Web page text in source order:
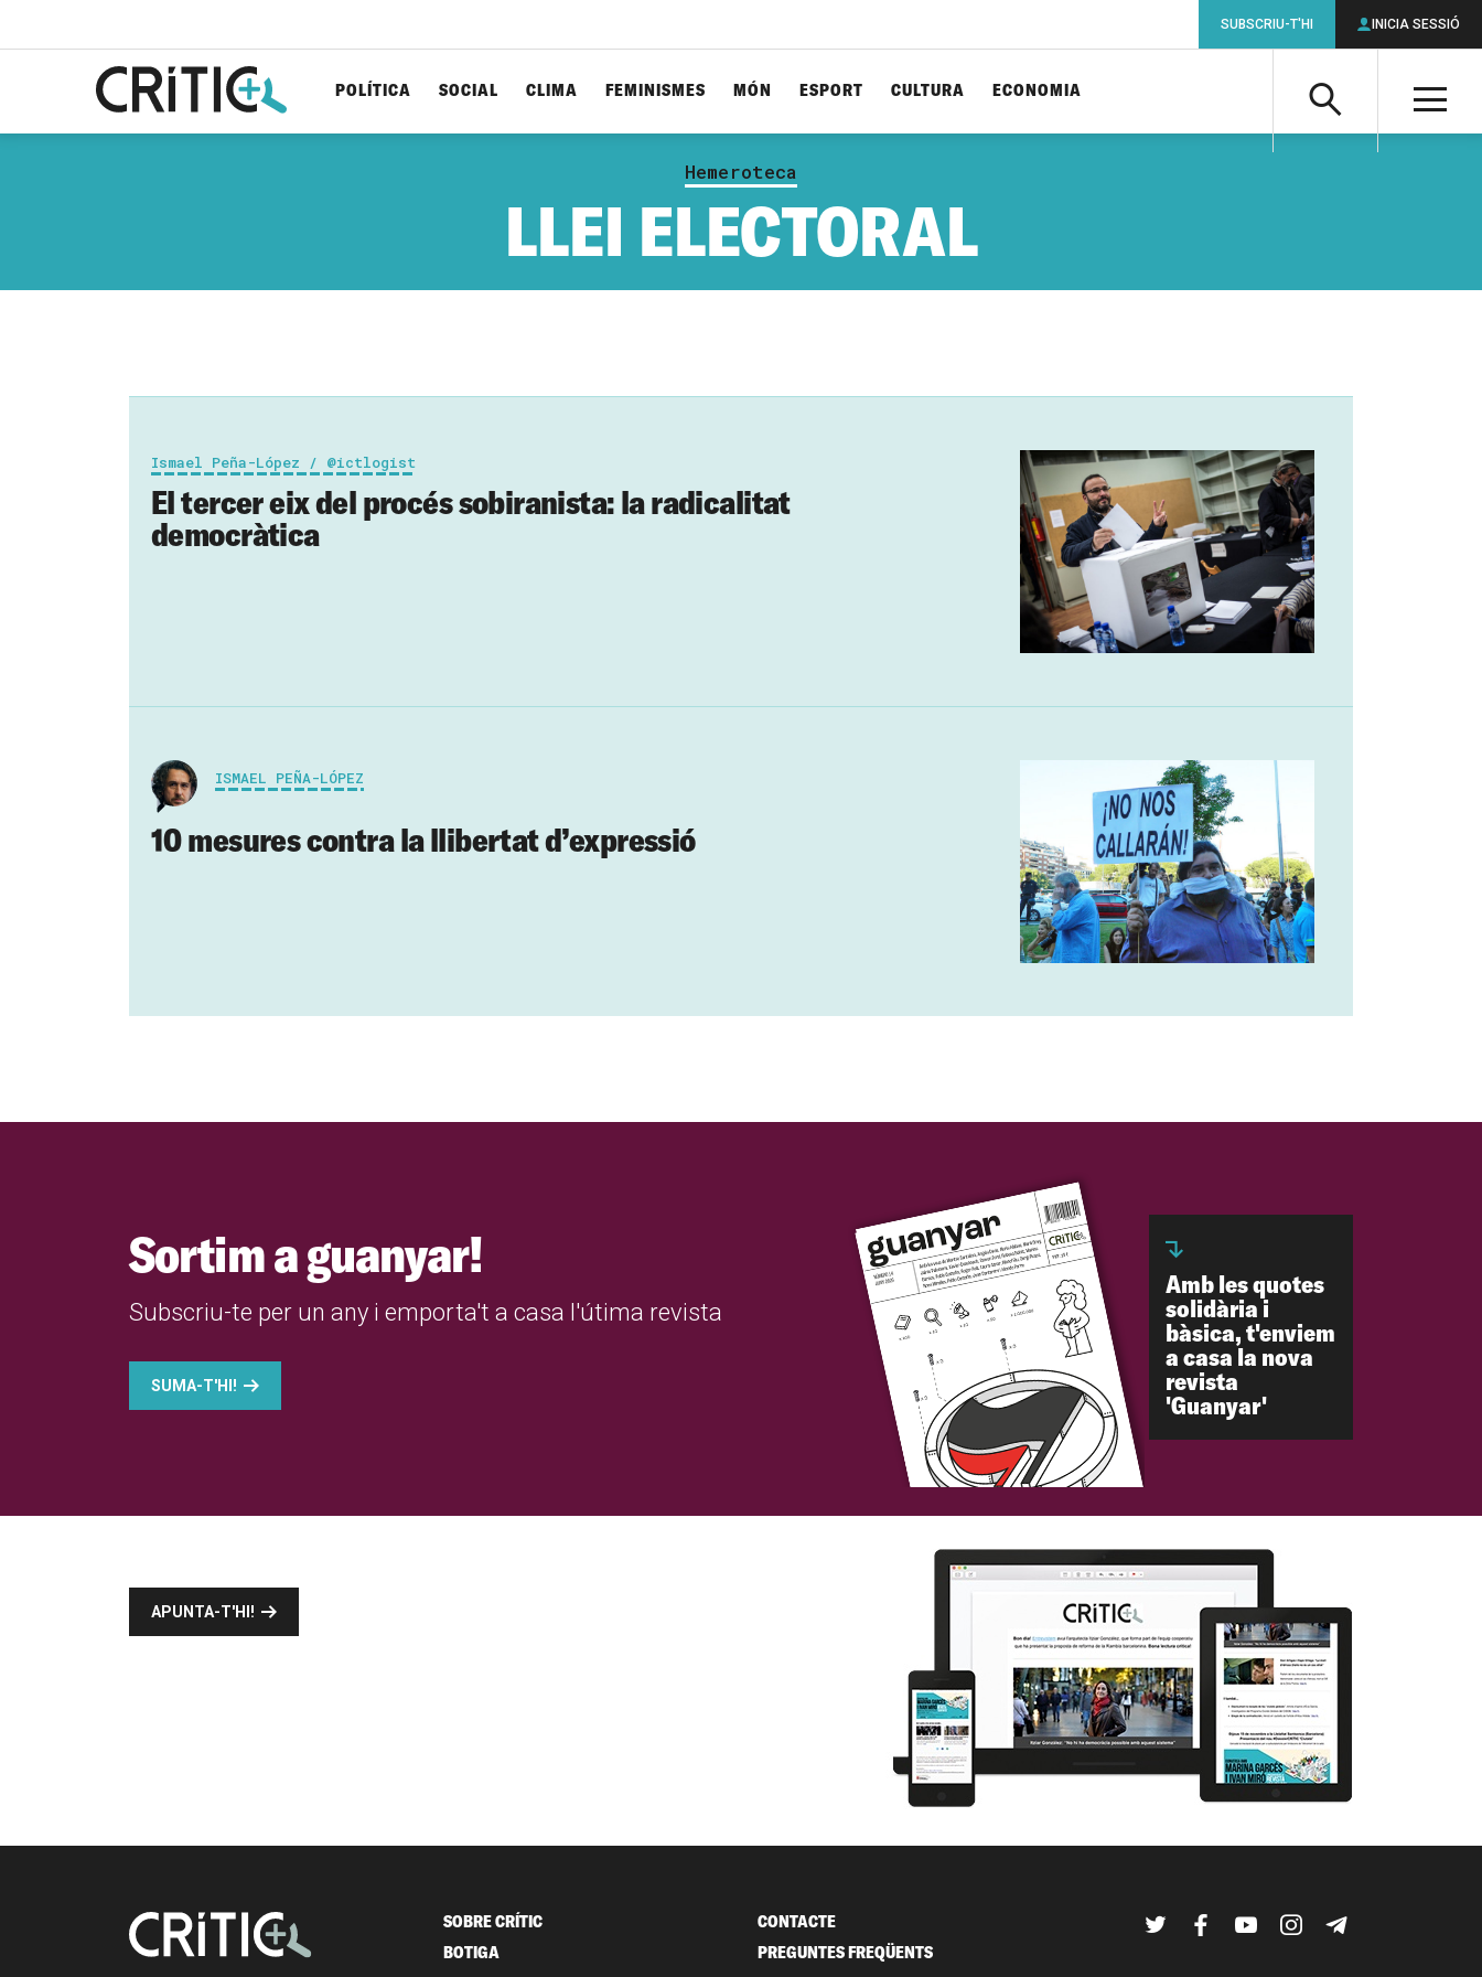
Cerca
POLÍTICA SOCIAL CLIMA FEMINISMES MÓN ESPORT CULTURA ECONOMIA
SUBSCRIU-T'HI INICIA SESSIÓ
Hemeroteca
LLEI ELECTORAL
Ismael Peña-López / @ictlogist
El tercer eix del procés sobiranista: la radicalitat
democràtica
ISMAEL PEÑA-LÓPEZ
10 mesures contra la llibertat d’expressió
Sortim a guanyar!
Subscriu-te per un any i emporta't a casa l'útima revista
SUMA-T'HI!
Amb les quotes
solidària i
bàsica, t'enviem
a casa la nova
revista
'Guanyar'
APUNTA-T'HI!
SOBRE CRÍTIC
BOTIGA
CONTACTE
PREGUNTES FREQÜENTS
TwitterFacebook
YouTubeInstagram